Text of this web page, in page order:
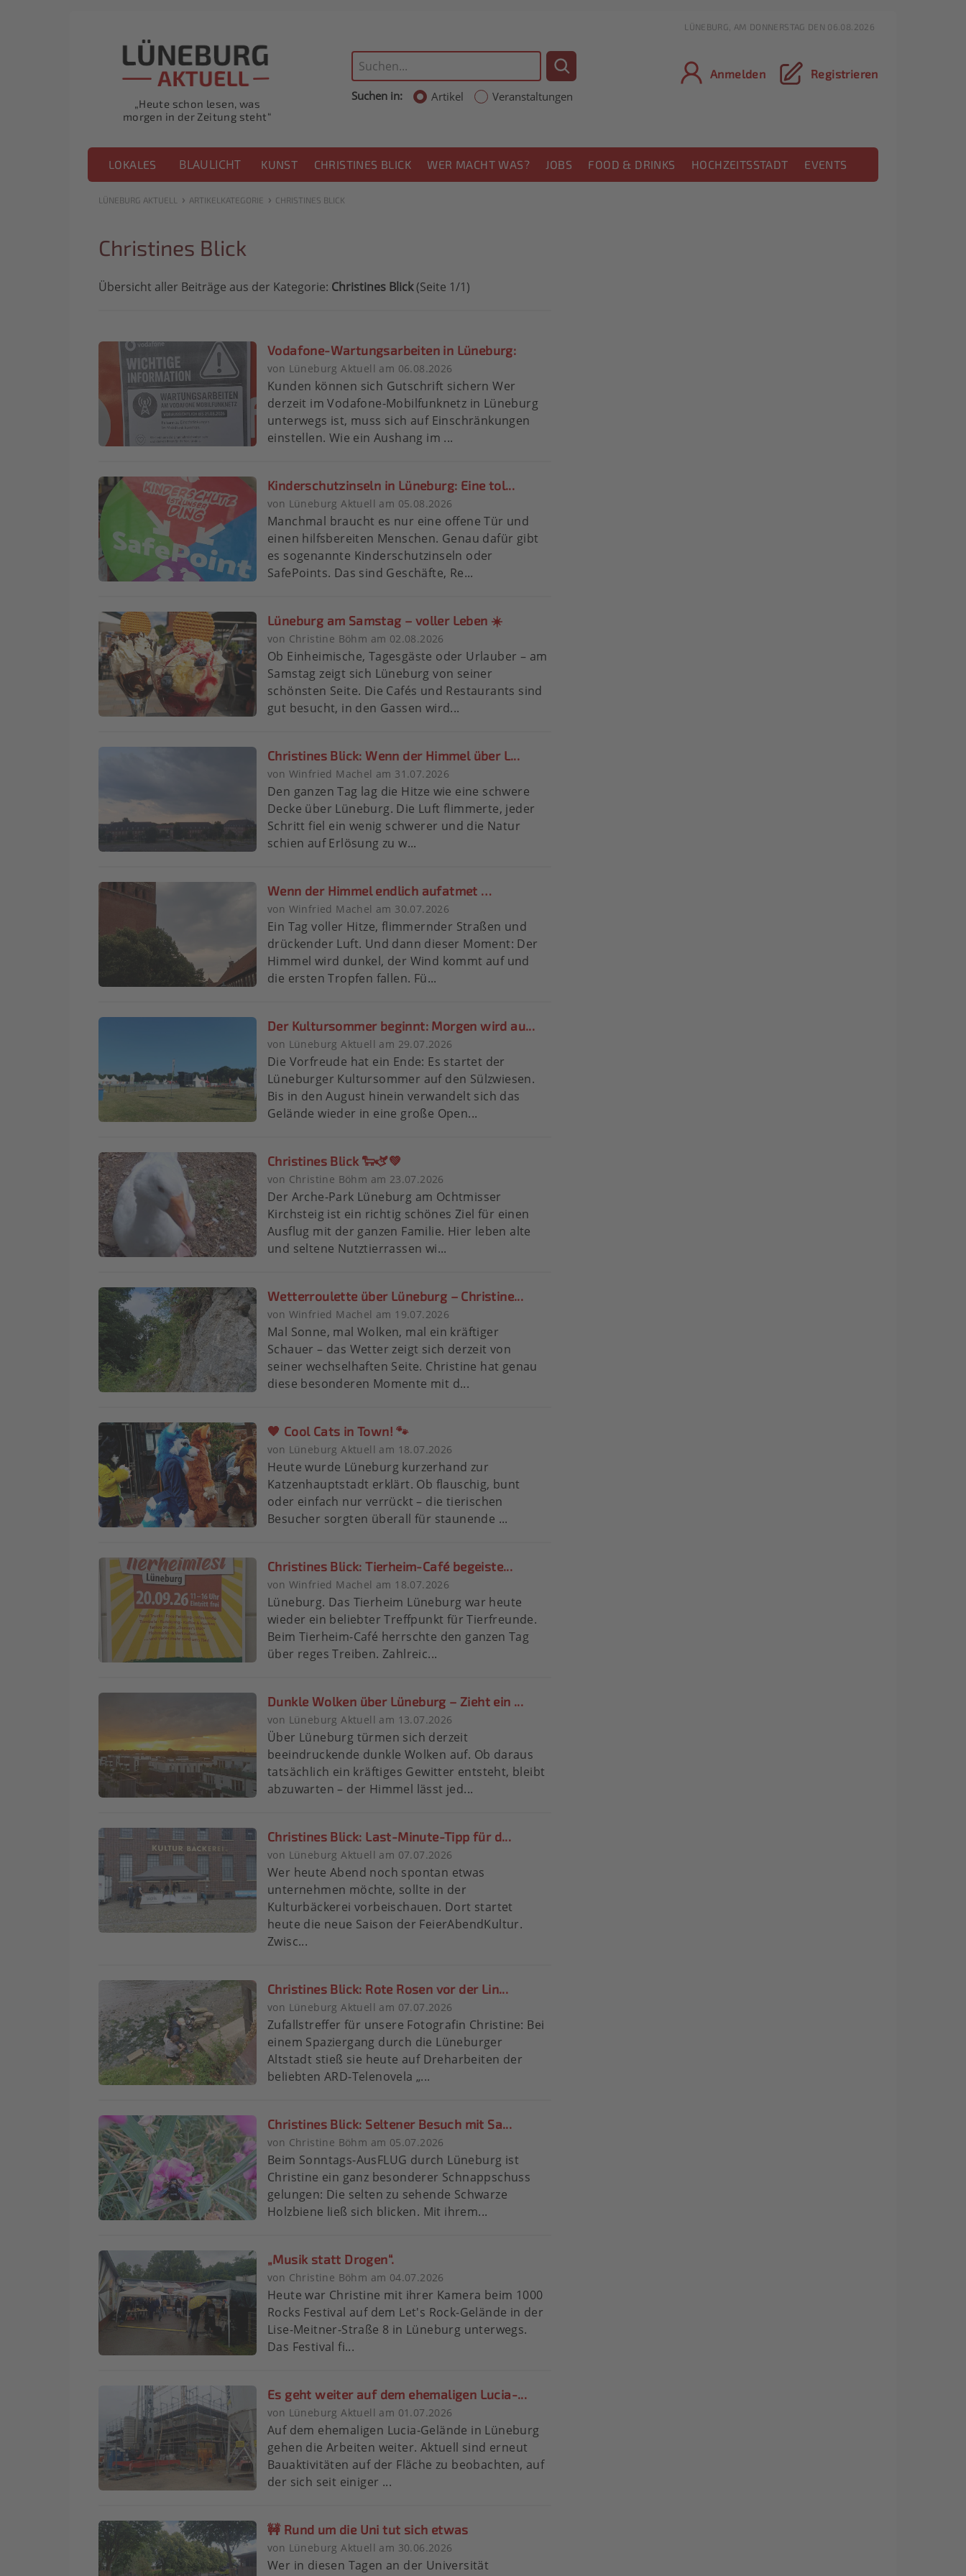
„Heute schon lesen, was
morgen in der Zeitung steht“
Suchen in: Artikel Veranstaltungen
Anmelden Registrieren
LOKALES BLAULICHT KUNST CHRISTINES BLICK WER MACHT WAS? JOBS FOOD & DRINKS HOCHZEITSSTADT EVENTS
LÜNEBURG AKTUELL › ARTIKELKATEGORIE › CHRISTINES BLICK
LÜNEBURG, AM DONNERSTAG DEN 06.08.2026
Christines Blick
Übersicht aller Beiträge aus der Kategorie: Christines Blick(Seite 1/1)
Vodafone-Wartungsarbeiten in Lüneburg:
von Lüneburg Aktuell am 06.08.2026
Kunden können sich Gutschrift sichern Wer
derzeit im Vodafone-Mobilfunknetz in Lüneburg
unterwegs ist, muss sich auf Einschränkungen
einstellen. Wie ein Aushang im ...
Kinderschutzinseln in Lüneburg: Eine tol...
von Lüneburg Aktuell am 05.08.2026
Manchmal braucht es nur eine offene Tür und
einen hilfsbereiten Menschen. Genau dafür gibt
es sogenannte Kinderschutzinseln oder
SafePoints. Das sind Geschäfte, Re...
Lüneburg am Samstag – voller Leben ☀️
von Christine Böhm am 02.08.2026
Ob Einheimische, Tagesgäste oder Urlauber – am
Samstag zeigt sich Lüneburg von seiner
schönsten Seite. Die Cafés und Restaurants sind
gut besucht, in den Gassen wird...
Christines Blick: Wenn der Himmel über L...
von Winfried Machel am 31.07.2026
Den ganzen Tag lag die Hitze wie eine schwere
Decke über Lüneburg. Die Luft flimmerte, jeder
Schritt fiel ein wenig schwerer und die Natur
schien auf Erlösung zu w...
Wenn der Himmel endlich aufatmet …
von Winfried Machel am 30.07.2026
Ein Tag voller Hitze, flimmernder Straßen und
drückender Luft. Und dann dieser Moment: Der
Himmel wird dunkel, der Wind kommt auf und
die ersten Tropfen fallen. Fü...
Der Kultursommer beginnt: Morgen wird au...
von Lüneburg Aktuell am 29.07.2026
Die Vorfreude hat ein Ende: Es startet der
Lüneburger Kultursommer auf den Sülzwiesen.
Bis in den August hinein verwandelt sich das
Gelände wieder in eine große Open...
Christines Blick 🐑🫏💚
von Christine Böhm am 23.07.2026
Der Arche-Park Lüneburg am Ochtmisser
Kirchsteig ist ein richtig schönes Ziel für einen
Ausflug mit der ganzen Familie. Hier leben alte
und seltene Nutztierrassen wi...
Wetterroulette über Lüneburg – Christine...
von Winfried Machel am 19.07.2026
Mal Sonne, mal Wolken, mal ein kräftiger
Schauer – das Wetter zeigt sich derzeit von
seiner wechselhaften Seite. Christine hat genau
diese besonderen Momente mit d...
🧡 Cool Cats in Town! 🐾
von Lüneburg Aktuell am 18.07.2026
Heute wurde Lüneburg kurzerhand zur
Katzenhauptstadt erklärt. Ob flauschig, bunt
oder einfach nur verrückt – die tierischen
Besucher sorgten überall für staunende ...
Christines Blick: Tierheim-Café begeiste...
von Winfried Machel am 18.07.2026
Lüneburg. Das Tierheim Lüneburg war heute
wieder ein beliebter Treffpunkt für Tierfreunde.
Beim Tierheim-Café herrschte den ganzen Tag
über reges Treiben. Zahlreic...
Dunkle Wolken über Lüneburg – Zieht ein ...
von Lüneburg Aktuell am 13.07.2026
Über Lüneburg türmen sich derzeit
beeindruckende dunkle Wolken auf. Ob daraus
tatsächlich ein kräftiges Gewitter entsteht, bleibt
abzuwarten – der Himmel lässt jed...
Christines Blick: Last-Minute-Tipp für d...
von Lüneburg Aktuell am 07.07.2026
Wer heute Abend noch spontan etwas
unternehmen möchte, sollte in der
Kulturbäckerei vorbeischauen. Dort startet
heute die neue Saison der FeierAbendKultur.
Zwisc...
Christines Blick: Rote Rosen vor der Lin...
von Lüneburg Aktuell am 07.07.2026
Zufallstreffer für unsere Fotografin Christine: Bei
einem Spaziergang durch die Lüneburger
Altstadt stieß sie heute auf Dreharbeiten der
beliebten ARD-Telenovela „...
Christines Blick: Seltener Besuch mit Sa...
von Christine Böhm am 05.07.2026
Beim Sonntags-AusFLUG durch Lüneburg ist
Christine ein ganz besonderer Schnappschuss
gelungen: Die selten zu sehende Schwarze
Holzbiene ließ sich blicken. Mit ihrem...
„Musik statt Drogen“.
von Christine Böhm am 04.07.2026
Heute war Christine mit ihrer Kamera beim 1000
Rocks Festival auf dem Let's Rock-Gelände in der
Lise-Meitner-Straße 8 in Lüneburg unterwegs.
Das Festival fi...
Es geht weiter auf dem ehemaligen Lucia-...
von Lüneburg Aktuell am 01.07.2026
Auf dem ehemaligen Lucia-Gelände in Lüneburg
gehen die Arbeiten weiter. Aktuell sind erneut
Bauaktivitäten auf der Fläche zu beobachten, auf
der sich seit einiger ...
🚧 Rund um die Uni tut sich etwas
von Lüneburg Aktuell am 30.06.2026
Wer in diesen Tagen an der Universität